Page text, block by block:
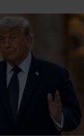
a partir del uso